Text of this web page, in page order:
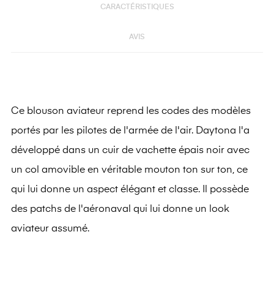
CARACTÉRISTIQUES
AVIS
Ce blouson aviateur reprend les codes des modèles
portés par les pilotes de l'armée de l'air. Daytona l'a
développé dans un cuir de vachette épais noir avec
un col amovible en véritable mouton ton sur ton, ce
qui lui donne un aspect élégant et classe. Il possède
des patchs de l'aéronaval qui lui donne un look
aviateur assumé.